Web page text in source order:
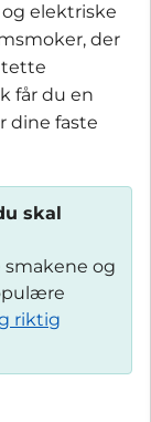
elektriske
der
tette
får du en
dine faste
skal
og
riktig